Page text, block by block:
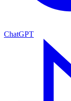
ChatGPT